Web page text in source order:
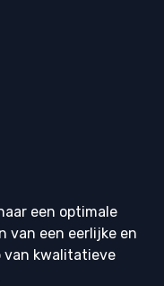
een optimale
van een eerlijke en
van kwalitatieve